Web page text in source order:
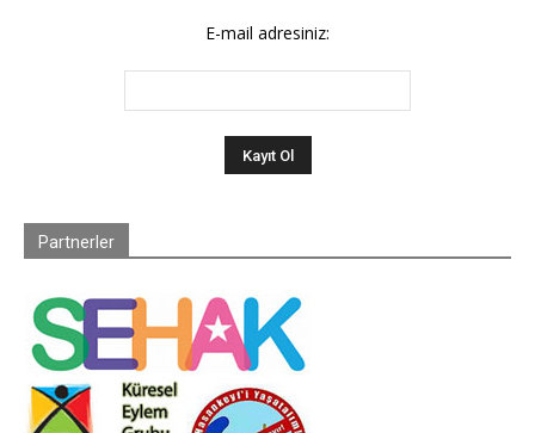
E-mail adresiniz:
Partnerler